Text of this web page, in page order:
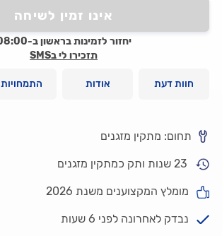
אינו זמין לשיחה
יחזור לזמינות בראשון ב-08:00
תזכירו לי בSMS
חוות דעת אודות התמחויות
תחום: מתקין מזגנים
23 שנות ותק כמתקין מזגנים
מומלץ המקצוענים משנת 2026
נבדק לאחרונה לפני 6 שעות